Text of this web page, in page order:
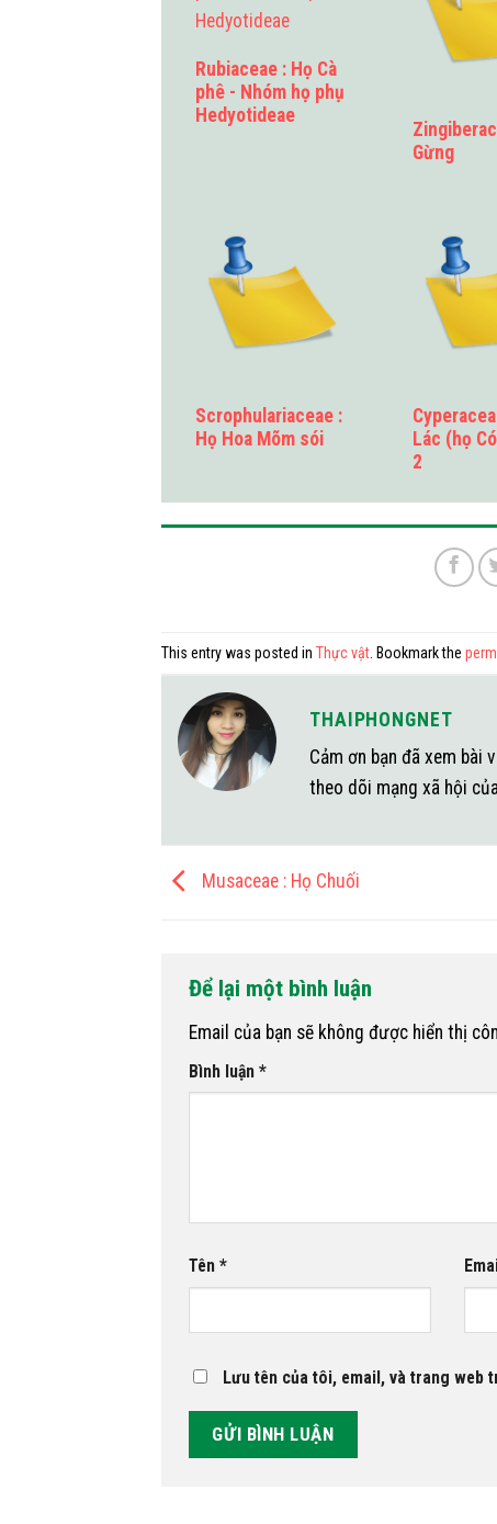
Rubiaceae : Họ Cà
phê - Nhóm họ phụ
Hedyotideae
Gừng
Scrophulariaceae :
Họ Hoa Mõm sói
Lác (họ
2
This entry was posted in Thực vật . Bookmark the
THAIPHONGNET
Cảm ơn bạn đã xem bài
theo dõi mạng xã hội
Musaceae : Họ Chuối
Để lại một bình luận
Email của bạn sẽ không được hiển thị
Bình luận *
Tên *
Lưu tên của tôi, email, và trang web